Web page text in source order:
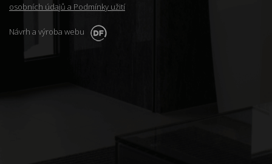
osobních údajů a Podmínky užití
Návrh a výroba webu